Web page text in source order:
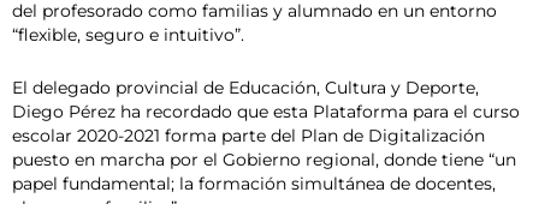
del profesorado como familias y alumnado en un entorno
“flexible, seguro e intuitivo”.
El delegado provincial de Educación, Cultura y Deporte,
Diego Pérez ha recordado que esta Plataforma para el curso
escolar 2020-2021 forma parte del Plan de Digitalización
puesto en marcha por el Gobierno regional, donde tiene “un
papel fundamental; la formación simultánea de docentes,